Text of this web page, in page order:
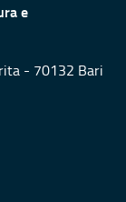
e
- 70132 Bari